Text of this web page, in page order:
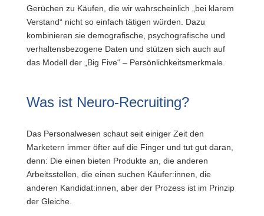
Gerüchen zu Käufen, die wir wahrscheinlich „bei klarem
Verstand“ nicht so einfach tätigen würden. Dazu
kombinieren sie demografische, psychografische und
verhaltensbezogene Daten und stützen sich auch auf
das Modell der „Big Five“ – Persönlichkeitsmerkmale.
Was ist Neuro-Recruiting?
Das Personalwesen schaut seit einiger Zeit den
Marketern immer öfter auf die Finger und tut gut daran,
denn: Die einen bieten Produkte an, die anderen
Arbeitsstellen, die einen suchen Käufer:innen, die
anderen Kandidat:innen, aber der Prozess ist im Prinzip
der Gleiche.